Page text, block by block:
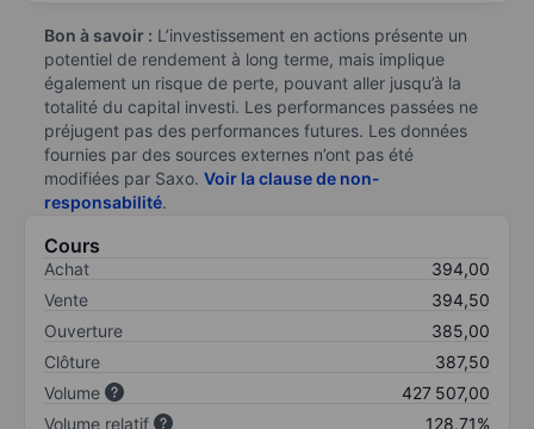
Bon à savoir : L’investissement en actions présente un
potentiel de rendement à long terme, mais implique
également un risque de perte, pouvant aller jusqu’à la
totalité du capital investi. Les performances passées ne
préjugent pas des performances futures. Les données
fournies par des sources externes n’ont pas été
modifiées par Saxo. Voir la clause de non-
responsabilité.
Cours
Achat
394,00
Vente
394,50
Ouverture
385,00
Clôture
387,50
Volume
427 507,00
Volume relatif
128,71%